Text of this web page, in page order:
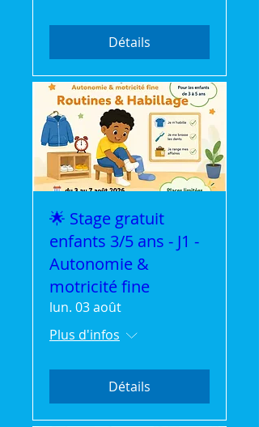
Détails
🌟 Stage gratuit
enfants 3/5 ans - J1 -
Autonomie &
motricité fine
lun. 03 août
Plus d'infos
Détails